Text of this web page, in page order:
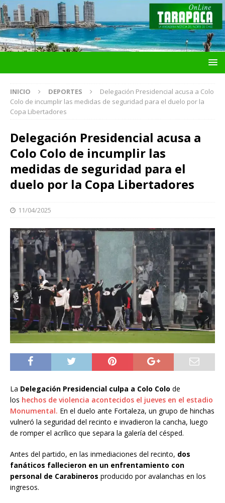
INICIO DEPORTES
Delegación Presidencial acusa a Colo
Colo de incumplir las medidas de seguridad para el duelo por la
Copa Libertadores
Delegación Presidencial acusa a
Colo Colo de incumplir las
medidas de seguridad para el
duelo por la Copa Libertadores
11/04/2025
La Delegación Presidencial culpa a Colo Colo de
los hechos de violencia acontecidos el jueves en el estadio
Monumental. En el duelo ante Fortaleza, un grupo de hinchas
vulneró la seguridad del recinto e invadieron la cancha, luego
de romper el acrílico que separa la galería del césped.
Antes del partido, en las inmediaciones del recinto, dos
fanáticos fallecieron en un enfrentamiento con
personal de Carabineros producido por avalanchas en los
ingresos.